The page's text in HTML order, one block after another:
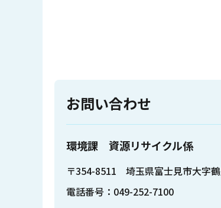
お問い合わせ
環境課 資源リサイクル係
〒354-8511 埼玉県富士見市大字
電話番号：049-252-7100